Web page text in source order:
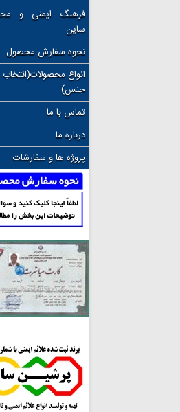
فرهنگ ایمنی و
ساین
نحوه سفارش محصول
انواع
جنس)
تماس با ما
درباره ما
پروژه ها و سفارشات